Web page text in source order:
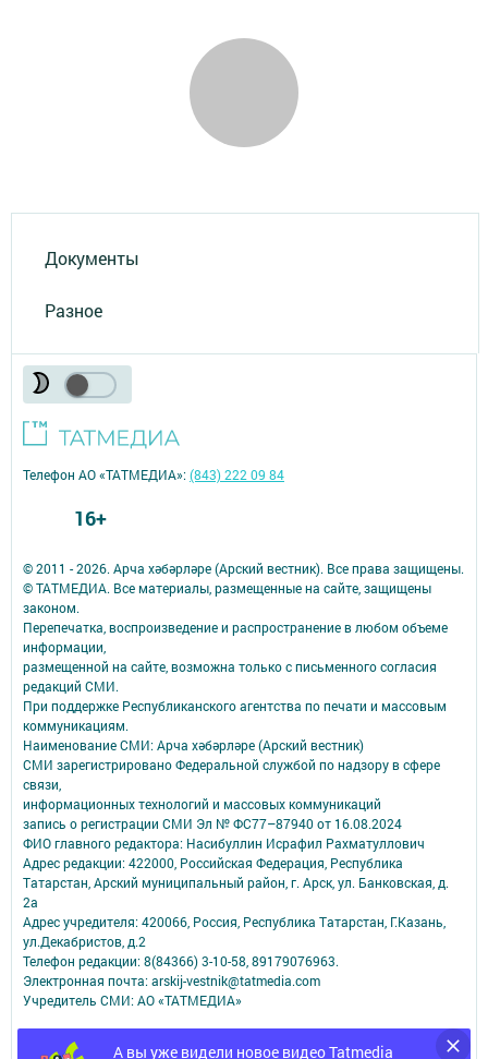
Документы
Разное
А вы уже видели новое видео Tatmedia
© 2011 - 2026. Арча хәбәрләре (Арский вестник). Все права защищены.
© ТАТМЕДИА. Все материалы, размещенные на сайте, защищены
законом.
Перепечатка, воспроизведение и распространение в любом объеме
информации,
размещенной на сайте, возможна только с письменного согласия
редакций СМИ.
При поддержке Республиканского агентства по печати и массовым
коммуникациям.
Наименование СМИ: Арча хәбәрләре (Арский вестник)
СМИ зарегистрировано Федеральной службой по надзору в сфере
связи,
информационных технологий и массовых коммуникаций
запись о регистрации СМИ Эл № ФС77–87940 от 16.08.2024
ФИО главного редактора: Насибуллин Исрафил Рахматуллович
Адрес редакции: 422000, Российская Федерация, Республика
Татарстан, Арский муниципальный район, г. Арск, ул. Банковская, д.
2а
Адрес учредителя: 420066, Россия, Республика Татарстан, Г.Казань,
ул.Декабристов, д.2
Телефон редакции: 8(84366) 3-10-58, 89179076963.
Электронная почта: arskij-vestnik@tatmedia.com
Учредитель СМИ: АО «ТАТМЕДИА»
Антикоррупционная политика
Телефон АО «ТАТМЕДИА»:(843) 222 09 84
16+